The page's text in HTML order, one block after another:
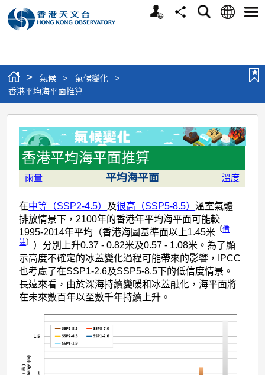
個
分
搜
語
選
> 氣候 > 氣候變化
>
香港平均海平面推算
香
港
平
平
面
推
算
香港平均海平面推算
雨量 平均海平面 溫度
在中等（SSP2-4.5） 及很高（SSP5-8.5）溫室氣體
排放情景下，2100年的香港年平均海平面可能較
1995-2014年平均（香港海圖基準面以上1.45米 〔備
註〕
）分別上升0.37 - 0.82米及0.57 - 1.08米。為了顯
示高度不確定的冰蓋變化過程可能帶來的影響，IPCC
也考慮了在SSP1-2.6及SSP5-8.5下的低信度情景。
長遠來看，由於深海持續變暖和冰蓋融化，海平面將
在未來數百年以至數千年持續上升。